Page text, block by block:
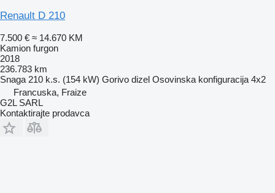
Renault D 210
7.500 € ≈ 14.670 KM
Kamion furgon
2018
236.783 km
Snaga 210 k.s. (154 kW) Gorivo dizel Osovinska konfiguracija 4x2
Francuska, Fraize
G2L SARL
Kontaktirajte prodavca